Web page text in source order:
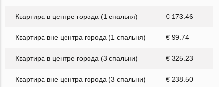
Квартира в центре города (1 спальня) € 173.46
Квартира вне центра города (1 спальня) € 99.74
Квартира в центре города (3 спальни) € 325.23
Квартира вне центра города (3 спальни) € 238.50